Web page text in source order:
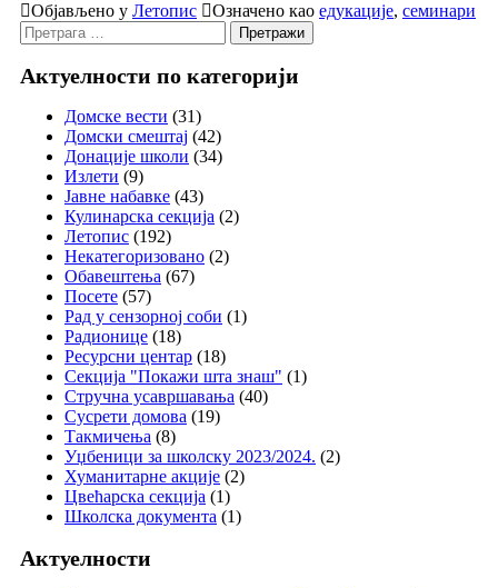
Објављено у Летопис Означено као едукације, семинари
Претрага
за:
Актуелности по категорији
Домске вести (31)
Домски смештај (42)
Донације школи (34)
Излети (9)
Јавне набавке (43)
Кулинарска секција (2)
Летопис (192)
Некатегоризовано (2)
Обавештења (67)
Посете (57)
Рад у сензорној соби (1)
Радионице (18)
Ресурсни центар (18)
Секција "Покажи шта знаш" (1)
Стручна усавршавања (40)
Сусрети домова (19)
Такмичења (8)
Уџбеници за школску 2023/2024. (2)
Хуманитарне акције (2)
Цвећарска секција (1)
Школска документа (1)
Актуелности